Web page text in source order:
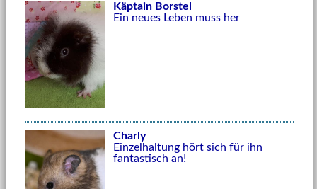
Käptain Borstel
Ein neues Leben muss her
Charly
Einzelhaltung hört sich für ihn
fantastisch an!